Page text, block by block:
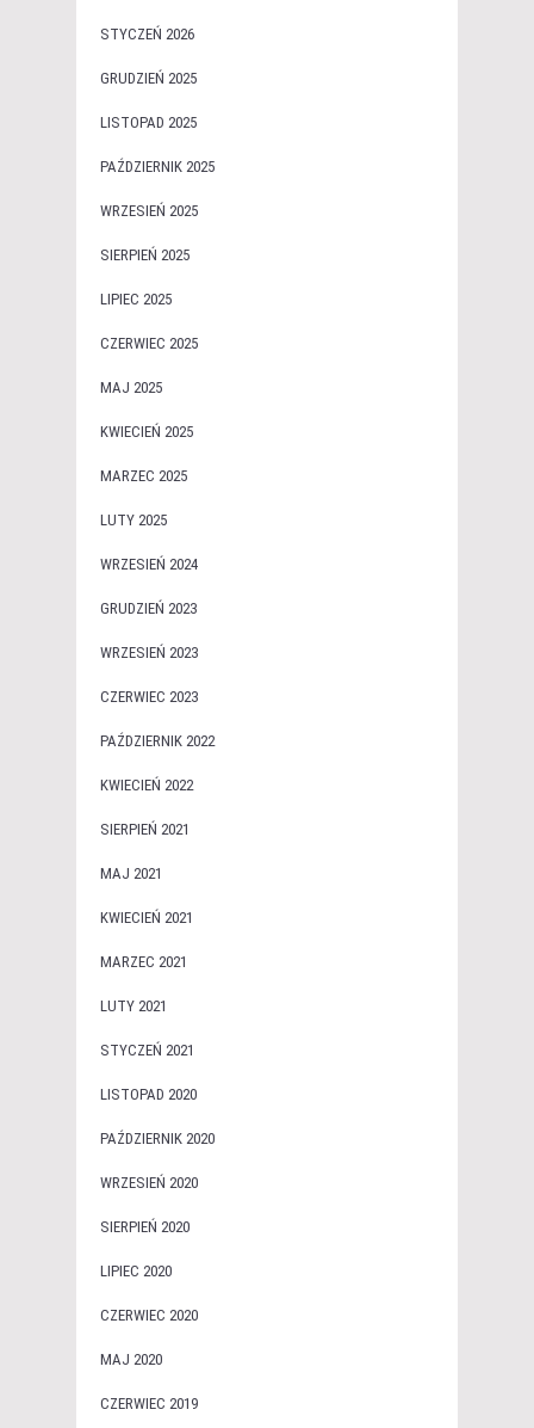
STYCZEŃ 2026
GRUDZIEŃ 2025
LISTOPAD 2025
PAŹDZIERNIK 2025
WRZESIEŃ 2025
SIERPIEŃ 2025
LIPIEC 2025
CZERWIEC 2025
MAJ 2025
KWIECIEŃ 2025
MARZEC 2025
LUTY 2025
WRZESIEŃ 2024
GRUDZIEŃ 2023
WRZESIEŃ 2023
CZERWIEC 2023
PAŹDZIERNIK 2022
KWIECIEŃ 2022
SIERPIEŃ 2021
MAJ 2021
KWIECIEŃ 2021
MARZEC 2021
LUTY 2021
STYCZEŃ 2021
LISTOPAD 2020
PAŹDZIERNIK 2020
WRZESIEŃ 2020
SIERPIEŃ 2020
LIPIEC 2020
CZERWIEC 2020
MAJ 2020
CZERWIEC 2019